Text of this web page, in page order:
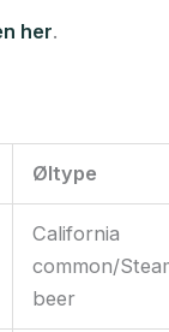
her.
Øltype
California
common/
beer